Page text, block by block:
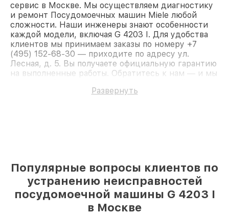
сервис в Москве. Мы осуществляем диагностику
и ремонт Посудомоечных машин Miele любой
сложности. Наши инженеры знают особенности
каждой модели, включая G 4203 I. Для удобства
клиентов мы принимаем заказы по номеру +7
(495) 152-68-30 — приходите по адресу ул.
Лесная, д. 5. Вы получаете официальную гарантию
на выполненные работы. Обратитесь к нам — и мы
Развернуть
Популярные вопросы клиентов по
устранению неисправностей
посудомоечной машины G 4203 I
в Москве